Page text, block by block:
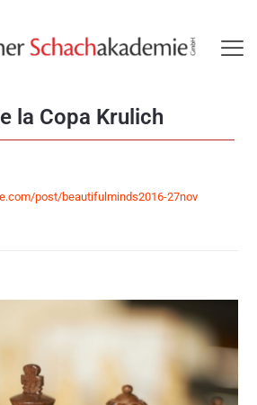
la Copa Krulich
post/beautifulminds2016-27nov